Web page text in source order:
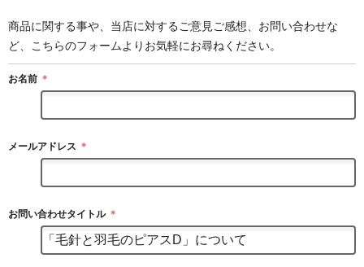
商品に関する事や、当店に対するご意見ご感想、お問い合わせな
ど、こちらのフォームよりお気軽にお尋ねください。
お名前 ＊
メールアドレス ＊
お問い合わせタイトル ＊